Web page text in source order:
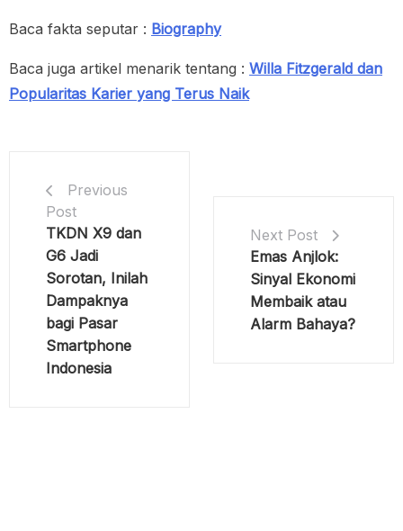
Baca fakta seputar : Biography
Baca juga artikel menarik tentang : Willa Fitzgerald dan
Popularitas Karier yang Terus Naik
Previous
Post
TKDN X9 dan
G6 Jadi
Sorotan, Inilah
Dampaknya
bagi Pasar
Smartphone
Indonesia
Next Post
Emas Anjlok:
Sinyal Ekonomi
Membaik atau
Alarm Bahaya?